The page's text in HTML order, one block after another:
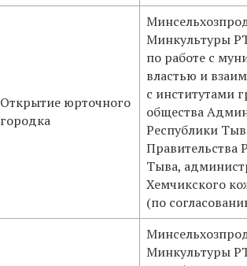
Открытие юрточного
городка
Минкультуры
по работе с
властью и
с институтами
общества
Республики
Правительства
Тыва,
Хемчикского
(по
Минкультуры